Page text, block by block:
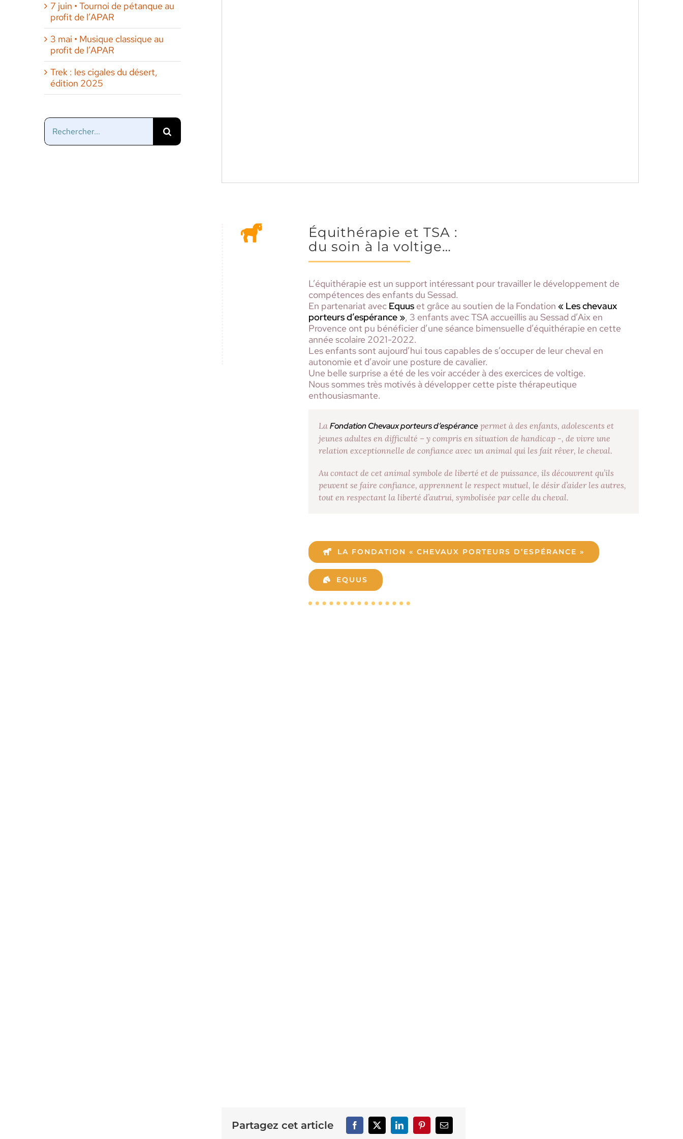
Équithérapie et TSA :
du soin à la voltige…
L’équithérapie est un support intéressant pour travailler le développement de
compétences des enfants du Sessad.
En partenariat avec Equuset grâce au soutien de la Fondation « Les chevaux
porteurs d’espérance », 3 enfants avec TSA accueillis au Sessad d’Aix en
Provence ont pu bénéficier d’une séance bimensuelle d’équithérapie en cette
année scolaire 2021-2022.
Les enfants sont aujourd’hui tous capables de s’occuper de leur cheval en
autonomie et d’avoir une posture de cavalier.
Une belle surprise a été de les voir accéder à des exercices de voltige.
Nous sommes très motivés à développer cette piste thérapeutique
enthousiasmante.
La Fondation Chevaux porteurs d’espérancepermet à des enfants, adolescents et
jeunes adultes en difficulté – y compris en situation de handicap -, de vivre une
relation exceptionnelle de confiance avec un animal qui les fait rêver, le cheval.
Au contact de cet animal symbole de liberté et de puissance, ils découvrent qu’ils
peuvent se faire confiance, apprennent le respect mutuel, le désir d’aider les autres,
tout en respectant la liberté d’autrui, symbolisée par celle du cheval.
LA FONDATION « CHEVAUX PORTEURS D’ESPÉRANCE »
EQUUS
Partagez cet article
7 juin • Tournoi de pétanque au
profit de l’APAR
3 mai • Musique classique au
profit de l’APAR
Trek : les cigales du désert,
édition 2025
Rechercher: